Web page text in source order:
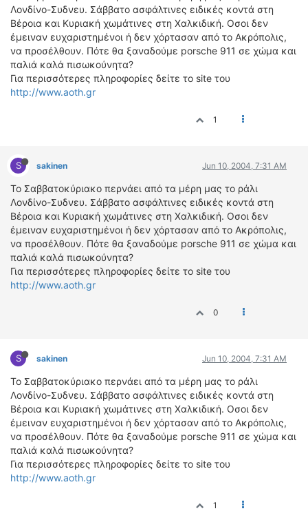
Λονδίνο-Συδνευ. Σάββατο ασφάλτινες ειδικές κοντά στη
Βέροια και Κυριακή χωμάτινες στη Χαλκιδική. Οσοι δεν
έμειναν ευχαριστημένοι ή δεν χόρτασαν από το Ακρόπολις,
να προσέλθουν. Πότε θα ξαναδούμε porsche 911 σε χώμα και
παλιά καλά πισωκούνητα?
Για περισσότερες πληροφορίες δείτε το site του
http://www.aoth.gr
1
S sakinen Jun 10, 2004, 7:31 AM
Το Σαββατοκύριακο περνάει από τα μέρη μας το ράλι
Λονδίνο-Συδνευ. Σάββατο ασφάλτινες ειδικές κοντά στη
Βέροια και Κυριακή χωμάτινες στη Χαλκιδική. Οσοι δεν
έμειναν ευχαριστημένοι ή δεν χόρτασαν από το Ακρόπολις,
να προσέλθουν. Πότε θα ξαναδούμε porsche 911 σε χώμα και
παλιά καλά πισωκούνητα?
Για περισσότερες πληροφορίες δείτε το site του
http://www.aoth.gr
0
S sakinen Jun 10, 2004, 7:31 AM
Το Σαββατοκύριακο περνάει από τα μέρη μας το ράλι
Λονδίνο-Συδνευ. Σάββατο ασφάλτινες ειδικές κοντά στη
Βέροια και Κυριακή χωμάτινες στη Χαλκιδική. Οσοι δεν
έμειναν ευχαριστημένοι ή δεν χόρτασαν από το Ακρόπολις,
να προσέλθουν. Πότε θα ξαναδούμε porsche 911 σε χώμα και
παλιά καλά πισωκούνητα?
Για περισσότερες πληροφορίες δείτε το site του
http://www.aoth.gr
1
ΟΔΟΙΠΟΡΙΚΑ
VIDEO
4TTV
ΝΕΑ ΜΟΝΤΕΛΑ
ΑΓΩΝΕΣ
ΛΕΞΙΚΟ
ΠΕΡΙΒΑΛΛΟΝ
ΔΟΚΙΜΕΣ – ΠΑΡΟΥΣΙΑΣΕΙΣ
ΕΙΔΗΣΕΙΣ
ΑΓΩΝΕΣ
FORMULA 1
4T CLASSIC
ΜΟΝΤΕΛΑ
ΚΑΤΑΣΚΕΥΑΣΤΕΣ
ΠΡΟΣΩΠΙΚΟΤΗΤΕΣ
ΑΓΩΝΙΣΤΙΚΑ ΑΥΤΟΚΙΝΗΤΑ